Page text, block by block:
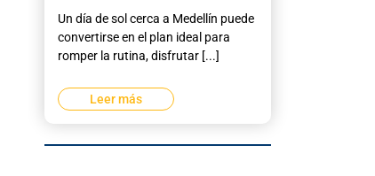
Un día de sol cerca a Medellín puede
convertirse en el plan ideal para
romper la rutina, disfrutar [...]
Leer más